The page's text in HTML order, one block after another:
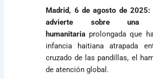
Madrid, 6 de agosto de 2025:
advierte sobre una
humanitaria prolongada que
infancia haitiana atrapada
cruzado de las pandillas, el
de atención global.